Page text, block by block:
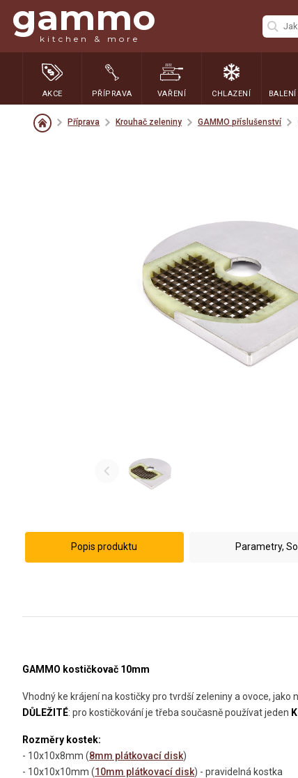
gammo
kitchen & more
AKCE PŘÍPRAVA VAŘENÍ CHLAZENÍ
Příprava Krouhač zeleniny GAMMO příslušenství
Popis produktu Parametry,
GAMMO kostičkovač 10mm
Vhodný ke krájení na kostičky pro tvrdší zeleniny a ovoce, jako
DŮLEŽITÉ: pro kostičkování je třeba současně používat jeden
Rozměry kostek:
- 10x10x8mm (8mm plátkovací disk)
- 10x10x10mm (10mm plátkovací disk) - pravidelná kostka